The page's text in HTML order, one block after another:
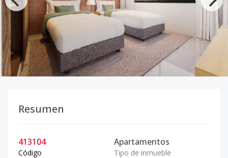
Resumen
413104
Código
Apartamentos
Tipo de inmueble